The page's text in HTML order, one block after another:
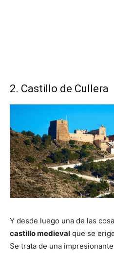
2. Castillo de Cullera
Y desde luego una de las
castillo medieval que se
Se trata de una